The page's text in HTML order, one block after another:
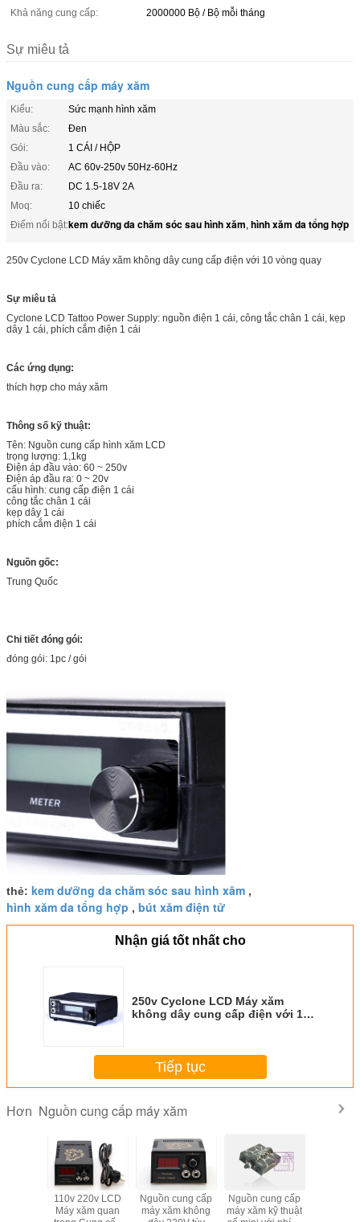
Khả năng cung cấp:
2000000 Bộ / Bộ mỗi tháng
Sự miêu tả
Nguồn cung cấp máy xăm
Kiểu:
Sức mạnh hình xăm
Màu sắc:
Đen
Gói:
1 CÁI / HỘP
Đầu vào:
AC 60v-250v 50Hz-60Hz
Đầu ra:
DC 1.5-18V 2A
Moq:
10 chiếc
Điểm nổi bật:kem dưỡng da chăm sóc sau hình xăm, hình xăm da tổng hợp
250v Cyclone LCD Máy xăm không dây cung cấp điện với 10 vòng quay
Sự miêu tả
Cyclone LCD Tattoo Power Supply: nguồn điện 1 cái, công tắc chân 1 cái, kẹp
dây 1 cái, phích cắm điện 1 cái
Các ứng dụng:
thích hợp cho máy xăm
Thông số kỹ thuật:
Tên: Nguồn cung cấp hình xăm LCD
trọng lượng: 1,1kg
Điện áp đầu vào: 60 ~ 250v
Điện áp đầu ra: 0 ~ 20v
cấu hình: cung cấp điện 1 cái
công tắc chân 1 cái
kẹp dây 1 cái
phích cắm điện 1 cái
Nguồn gốc:
Trung Quốc
Chi tiết đóng gói:
đóng gói: 1pc / gói
thẻ: kem dưỡng da chăm sóc sau hình xăm ,
hình xăm da tổng hợp , bút xăm điện tử
Nhận giá tốt nhất cho
250v Cyclone LCD Máy xăm
không dây cung cấp điện với 10
Tiếp tục
Hơn Nguồn cung cấp máy xăm
110v 220v LCD
Máy xăm quan
Nguồn cung cấp
máy xăm không
Nguồn cung cấp
máy xăm kỹ thuật